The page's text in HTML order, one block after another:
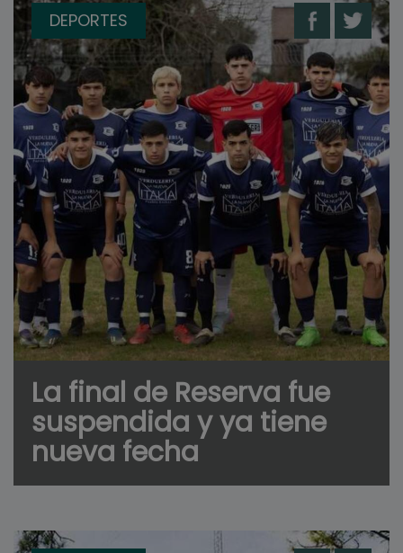
DEPORTES
La final de Reserva fue
suspendida y ya tiene
nueva fecha